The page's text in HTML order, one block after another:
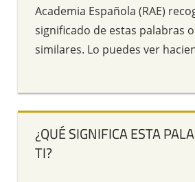
Academia Española (RAE)
significado de estas palabras
similares. Lo puedes ver
¿QUÉ SIGNIFICA ESTA
TI?